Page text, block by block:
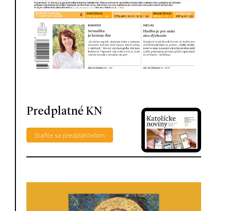
Predplatné KN
Staňte sa predplatiteľom